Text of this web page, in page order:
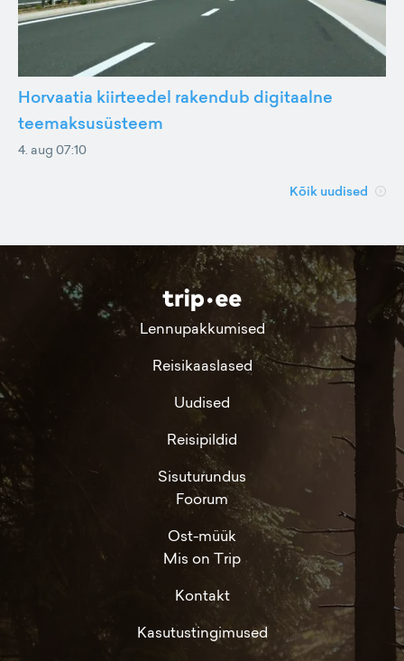
Horvaatia kiirteedel rakendub digitaalne
teemaksusüsteem
4. aug 07:10
Kõik uudised
Lennupakkumised
Reisikaaslased
Uudised
Reisipildid
Sisuturundus
Foorum
Ost-müük
Mis on Trip
Kontakt
Kasutustingimused